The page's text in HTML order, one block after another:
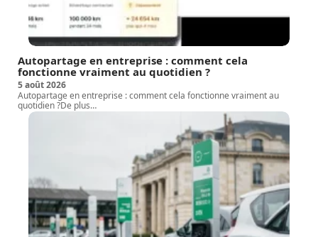
Autopartage en entreprise : comment cela
fonctionne vraiment au quotidien ?
5 août 2026
Autopartage en entreprise : comment cela fonctionne vraiment au
quotidien ?De plus…